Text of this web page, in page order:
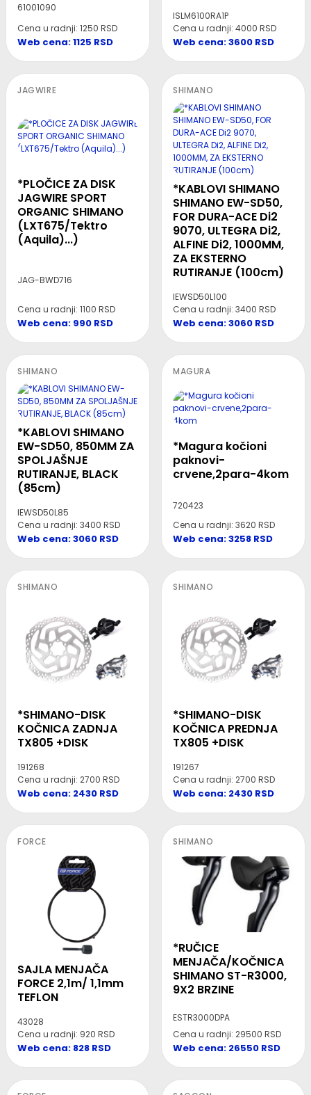
61001090
Cena u radnji: 1250 RSD
Web cena: 1125 RSD
ISLM6100RA1P
Cena u radnji: 4000 RSD
Web cena: 3600 RSD
JAGWIRE
*PLOČICE ZA DISK
JAGWIRE SPORT
ORGANIC SHIMANO
(LXT675/Tektro
(Aquila)...)
JAG-BWD716
Cena u radnji: 1100 RSD
Web cena: 990 RSD
SHIMANO
*KABLOVI SHIMANO
SHIMANO EW-SD50,
FOR DURA-ACE Di2
9070, ULTEGRA Di2,
ALFINE Di2, 1000MM,
ZA EKSTERNO
RUTIRANJE (100cm)
IEWSD50L100
Cena u radnji: 3400 RSD
Web cena: 3060 RSD
SHIMANO
*KABLOVI SHIMANO
EW-SD50, 850MM ZA
SPOLJAŠNJE
RUTIRANJE, BLACK
(85cm)
IEWSD50L85
Cena u radnji: 3400 RSD
Web cena: 3060 RSD
MAGURA
*Magura kočioni
paknovi-
crvene,2para-4kom
720423
Cena u radnji: 3620 RSD
Web cena: 3258 RSD
SHIMANO
*SHIMANO-DISK
KOČNICA ZADNJA
TX805 +DISK
191268
Cena u radnji: 2700 RSD
Web cena: 2430 RSD
SHIMANO
*SHIMANO-DISK
KOČNICA PREDNJA
TX805 +DISK
191267
Cena u radnji: 2700 RSD
Web cena: 2430 RSD
FORCE
SAJLA MENJAČA
FORCE 2,1m/ 1,1mm
TEFLON
43028
Cena u radnji: 920 RSD
Web cena: 828 RSD
SHIMANO
*RUČICE
MENJAČA/KOČNICA
SHIMANO ST-R3000,
9X2 BRZINE
ESTR3000DPA
Cena u radnji: 29500 RSD
Web cena: 26550 RSD